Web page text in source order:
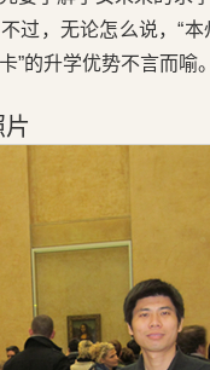
过，无论怎么说，“
”的升学优势不言而喻。